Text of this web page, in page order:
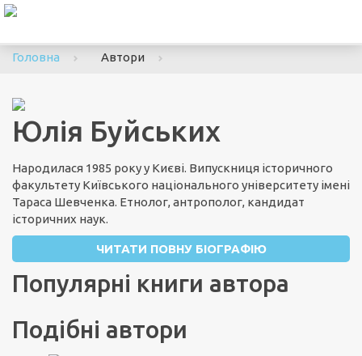
Головна
Автори
Юлія Буйських
Народилася 1985 року у Києві. Випускниця історичного
факультету Київського національного університету імені
Тараса Шевченка. Етнолог, антрополог, кандидат
історичних наук.
ЧИТАТИ ПОВНУ БІОГРАФІЮ
Популярні книги автора
Подібні автори